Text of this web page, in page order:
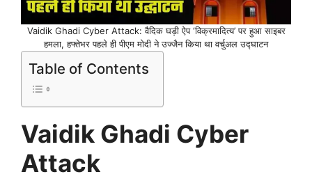
Vaidik Ghadi Cyber Attack: वैदिक घड़ी ऐप ‘विक्रमादित्य’ पर हुआ साइबर
हमला, हफ्तेभर पहले ही पीएम मोदी ने उज्जैन किया था वर्चुअल उद्घाटन
Table of Contents
Vaidik Ghadi Cyber
Attack